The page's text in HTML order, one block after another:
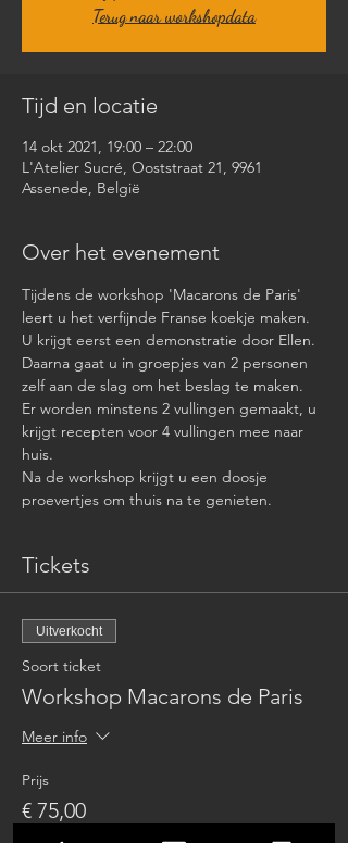
Terug naar workshopdata
Tijd en locatie
14 okt 2021, 19:00 – 22:00
L'Atelier Sucré, Ooststraat 21, 9961
Assenede, België
Over het evenement
Tijdens de workshop 'Macarons de Paris'
leert u het verfijnde Franse koekje maken.
U krijgt eerst een demonstratie door Ellen.
Daarna gaat u in groepjes van 2 personen
zelf aan de slag om het beslag te maken.
Er worden minstens 2 vullingen gemaakt, u
krijgt recepten voor 4 vullingen mee naar
huis.
Na de workshop krijgt u een doosje
proevertjes om thuis na te genieten.
Tickets
Uitverkocht
Soort ticket
Workshop Macarons de Paris
Meer info
Prijs
€ 75,00